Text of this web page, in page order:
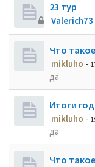
23 тур
Valerich73
Что
mikluho -
да
Итоги
mikluho -
да
Что